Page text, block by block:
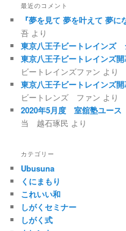
最近のコメント
『夢を見て 夢を叶えて 夢
吾 より
東京八王子ビートレインズ
東京八王子ビートレインズ
ビートレインズファン より
東京八王子ビートレインズ
ビートレンズ ファン より
2020年5月度 室舘塾ユース
当 越石琢民 より
カテゴリー
Ubusuna
くにまもり
これいい和
しがくセミナー
しがく式